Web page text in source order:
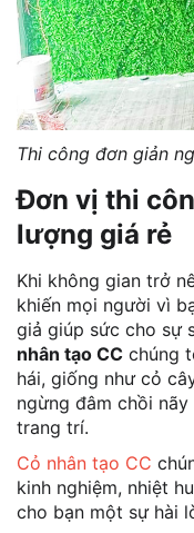
Thi công đơn giản
Đơn vị thi
lượng giá rẻ
Khi không gian trở
khiến mọi người vì
giả giúp sức cho sự
nhân tạo CC chúng
hái, giống như cỏ
ngừng đâm chồi
trang trí.
Cỏ nhân tạo CC
kinh nghiệm, nhiệt
cho bạn một sự hài